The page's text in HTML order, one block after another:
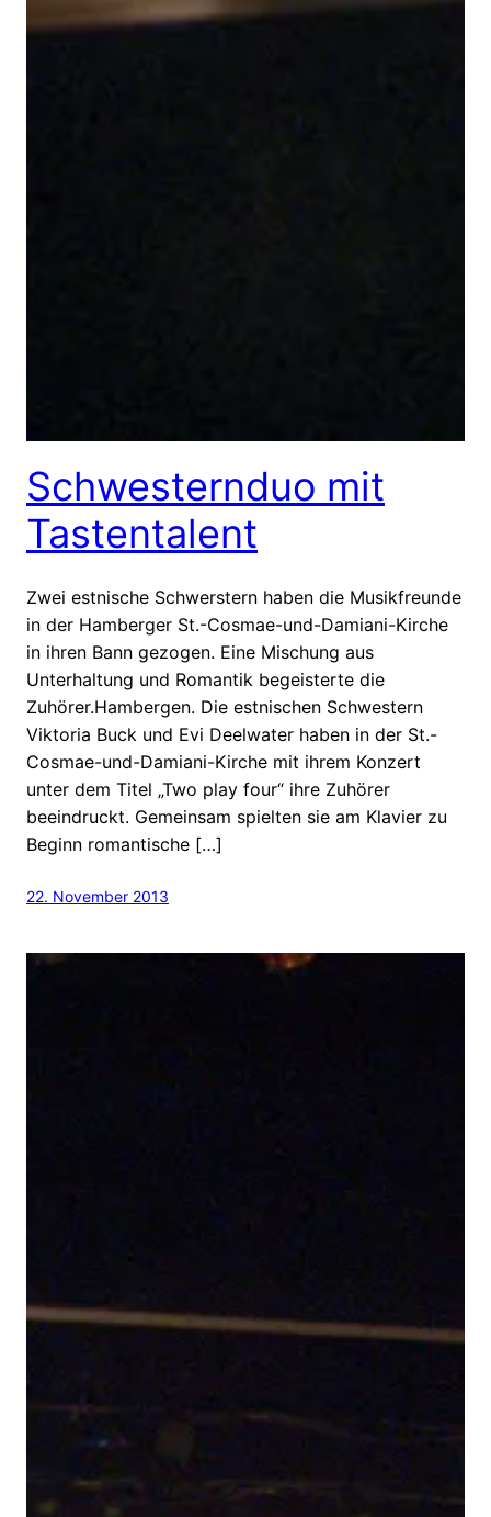
Schwesternduo mit
Tastentalent
Zwei estnische Schwerstern haben die Musikfreunde
in der Hamberger St.-Cosmae-und-Damiani-Kirche
in ihren Bann gezogen. Eine Mischung aus
Unterhaltung und Romantik begeisterte die
Zuhörer.Hambergen. Die estnischen Schwestern
Viktoria Buck und Evi Deelwater haben in der St.-
Cosmae-und-Damiani-Kirche mit ihrem Konzert
unter dem Titel „Two play four“ ihre Zuhörer
beeindruckt. Gemeinsam spielten sie am Klavier zu
Beginn romantische […]
22. November 2013